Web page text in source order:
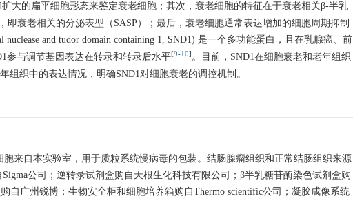
大的扁平细胞形态来鉴定衰老细胞；其次，衰老细胞的特征在于衰老相关β-半乳
衰老相关的分泌表型（SASP）；最后，衰老细胞通常表达增加的细胞周期抑制
and tudor domain containing 1, SND1) 是一个多功能蛋白，且在乳腺癌、前
参与调节基因表达在转录和转录后水平[9-10] 。目前，SND1在细胞衰老和老年组织
织中的表达情况，明确SND1对细胞衰老的调控机制。
来自本实验室，用于质粒系统慢病毒的包装。结肠腺瘤组织和正常结肠组织来源
公司；逆转录试剂盒购自天根生化科技有限公司；β半乳糖苷酶染色试剂盒购
广州锐博；生物安全柜和细胞培养箱购自Thermo scientific公司；凝胶成像系统